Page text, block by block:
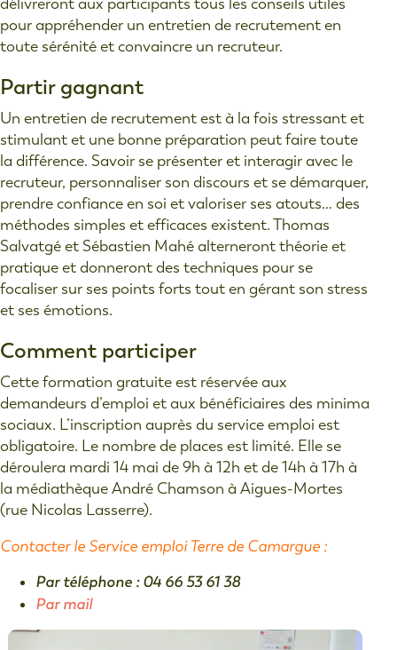
pour appréhender un entretien de recrutement en
toute sérénité et convaincre un recruteur.
Partir gagnant
Un entretien de recrutement est à la fois stressant et
stimulant et une bonne préparation peut faire toute
la différence. Savoir se présenter et interagir avec le
recruteur, personnaliser son discours et se démarquer,
prendre confiance en soi et valoriser ses atouts… des
méthodes simples et efficaces existent. Thomas
Salvatgé et Sébastien Mahé alterneront théorie et
pratique et donneront des techniques pour se
focaliser sur ses points forts tout en gérant son stress
et ses émotions.
Comment participer
Cette formation gratuite est réservée aux
demandeurs d’emploi et aux bénéficiaires des minima
sociaux. L’inscription auprès du service emploi est
obligatoire. Le nombre de places est limité. Elle se
déroulera mardi 14 mai de 9h à 12h et de 14h à 17h à
la médiathèque André Chamson à Aigues-Mortes
(rue Nicolas Lasserre).
Contacter le Service emploi Terre de Camargue :
Par téléphone : 04 66 53 61 38
Par mail